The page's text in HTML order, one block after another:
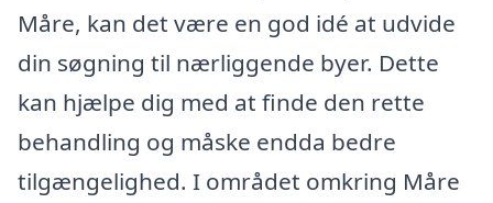
Måre, kan det være en god idé at udvide
din søgning til nærliggende byer. Dette
kan hjælpe dig med at finde den rette
behandling og måske endda bedre
tilgængelighed. I området omkring Måre